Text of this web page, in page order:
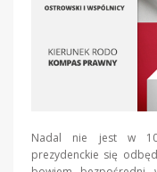
Nadal nie jest w
prezydenckie się